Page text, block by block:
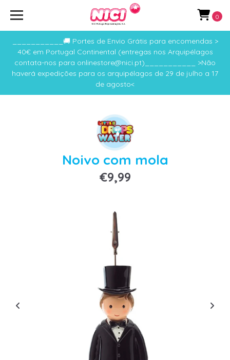
___________🚚 Portes de Envio Grátis para encomendas >
40€ em Portugal Continental (entregas nos Arquipélagos
contata-nos para onlinestore@nici.pt)___________ >Não
haverá expedições para os arquipélagos de 29 de julho a 17
de agosto<
0
Noivo com mola
€9,99